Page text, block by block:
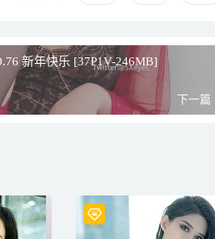
新年快乐 [37P1V-246MB]
下一篇